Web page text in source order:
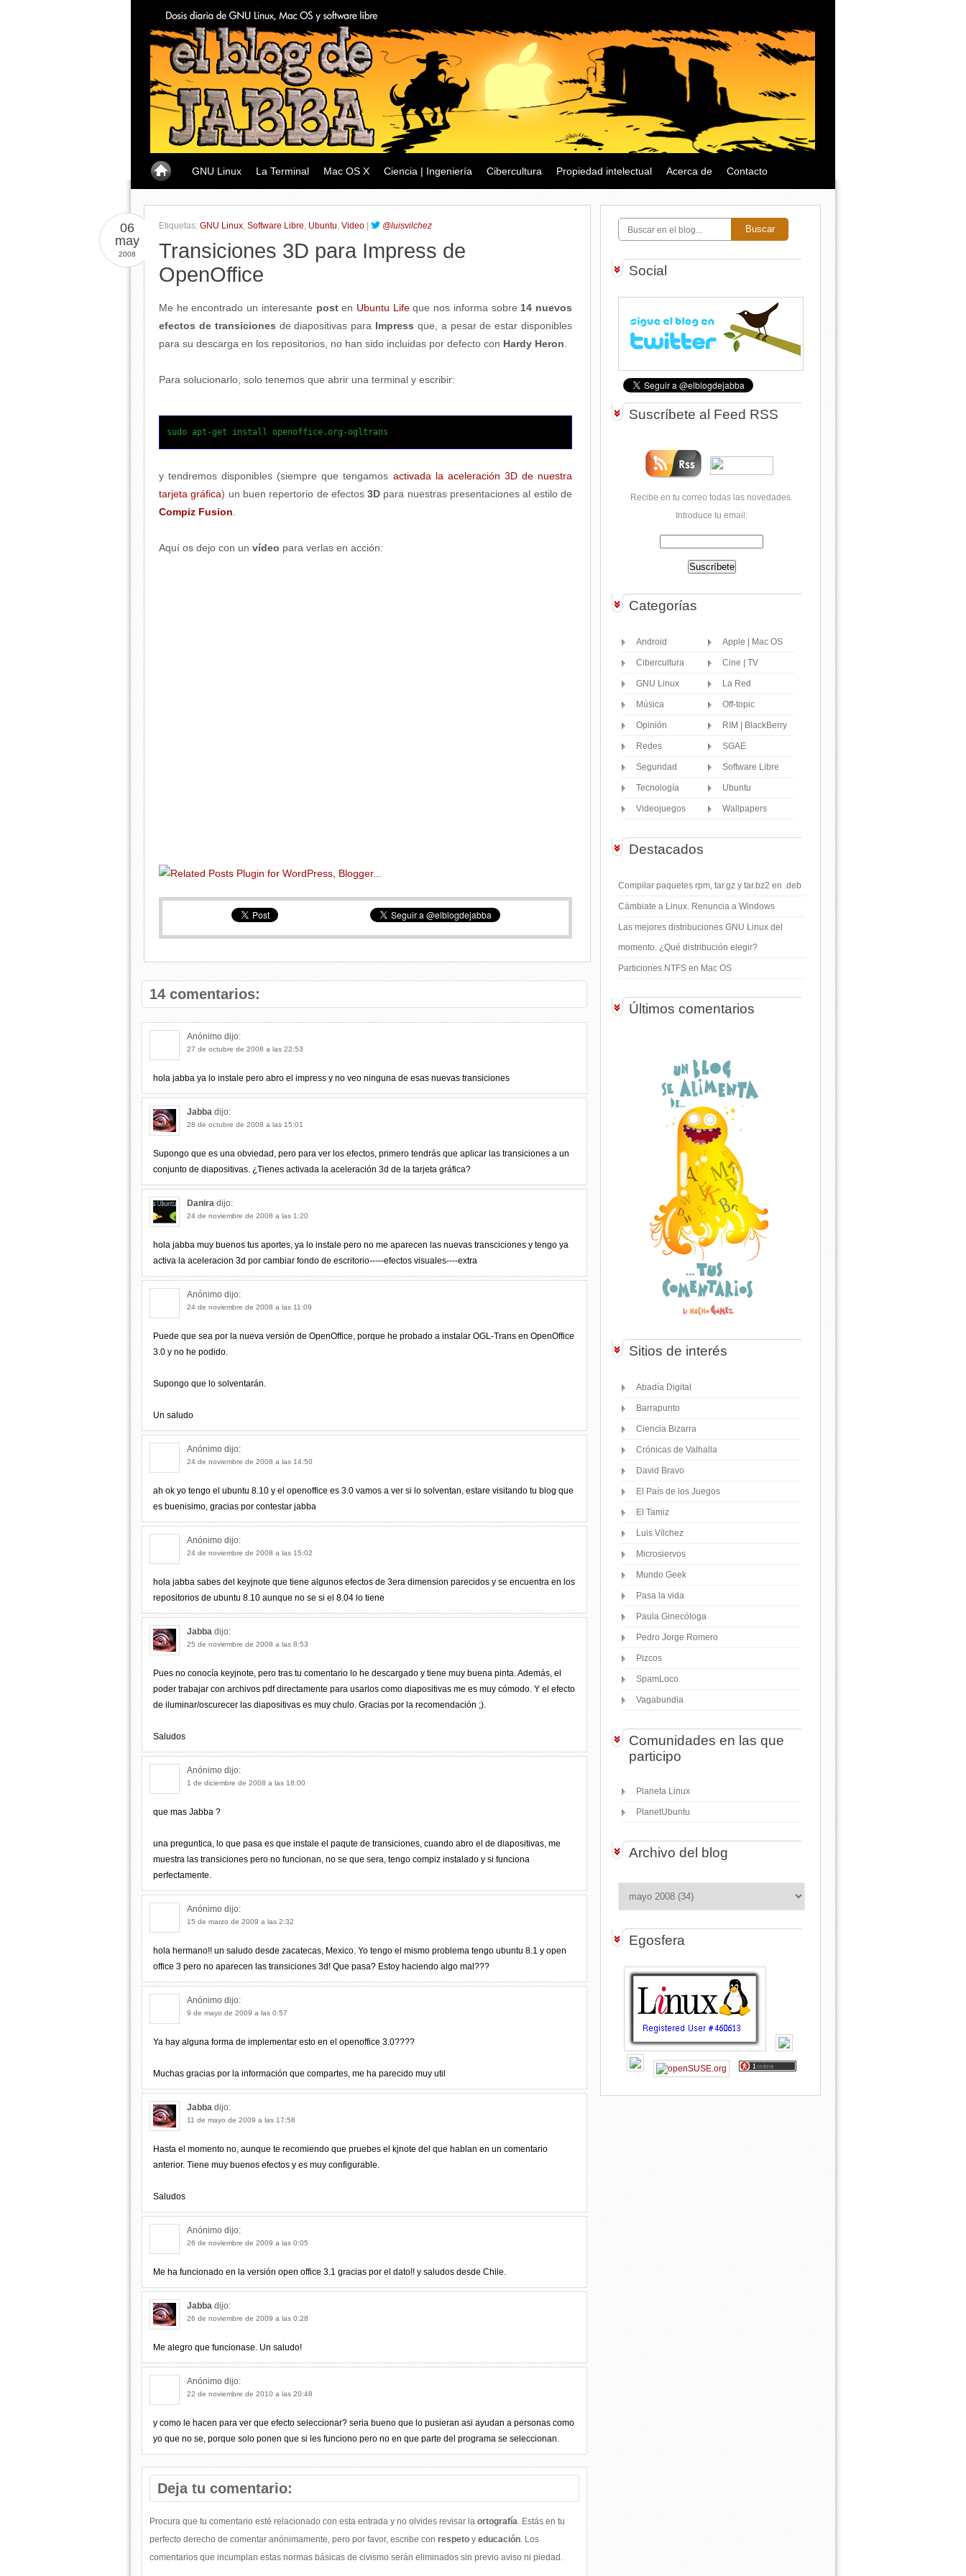
GNU Linux La Terminal Mac OS X Ciencia | Ingeniería Cibercultura Propiedad intelectual Acerca de Contacto
Etiquetas: GNU Linux, Software Libre, Ubuntu, Video @luisvilchez
06
may
2008
Transiciones 3D para Impress de
OpenOffice
Me he encontrado un interesante posten Ubuntu Lifeque nos informa sobre 14 nuevos
efectos de transiciones de diapositivas para Impress que, a pesar de estar disponibles
para su descarga en los repositorios, no han sido incluidas por defecto con Hardy Heron
Para solucionarlo, solo tenemos que abrir una terminal y escribir:
sudo apt-get install openoffice.org-ogltrans
y tendremos disponibles (siempre que tengamos activada la aceleración 3D de nuestra
tarjeta gráfica) un buen repertorio de efectos3D para nuestras presentaciones al estilo de
Compiz Fusion
Aquí os dejo con un vídeo para verlas en acción:
14 comentarios:
Anónimo dijo:
27 de octubre de 2008 a las 22:53
hola jabba ya lo instale pero abro el impress y no veo ninguna de esas nuevas transiciones
Jabba dijo:
28 de octubre de 2008 a las 15:01
Supongo que es una obviedad, pero para ver los efectos, primero tendrás que aplicar las transiciones a un
conjunto de diapositivas. ¿Tienes activada la aceleración 3d de la tarjeta gráfica?
Danira dijo:
24 de noviembre de 2008 a las 1:20
hola jabba muy buenos tus aportes, ya lo instale pero no me aparecen las nuevas transciciones y tengo ya
activa la aceleracion 3d por cambiar fondo de escritorio-----efectos visuales----extra
Anónimo dijo:
24 de noviembre de 2008 a las 11:09
Puede que sea por la nueva versión de OpenOffice, porque he probado a instalar OGL-Trans en OpenOffice
3.0 y no he podido.
Supongo que lo solventarán.
Un saludo
Anónimo dijo:
24 de noviembre de 2008 a las 14:50
ah ok yo tengo el ubuntu 8.10 y el openoffice es 3.0 vamos a ver si lo solventan, estare visitando tu blog que
es buenisimo, gracias por contestar jabba
Anónimo dijo:
24 de noviembre de 2008 a las 15:02
hola jabba sabes del keyjnote que tiene algunos efectos de 3era dimension parecidos y se encuentra en los
repositorios de ubuntu 8.10 aunque no se si el 8.04 lo tiene
Jabba dijo:
25 de noviembre de 2008 a las 8:53
Pues no conocía keyjnote, pero tras tu comentario lo he descargado y tiene muy buena pinta. Además, el
poder trabajar con archivos pdf directamente para usarlos como diapositivas me es muy cómodo. Y el efecto
de iluminar/oscurecer las diapositivas es muy chulo. Gracias por la recomendación ;).
Saludos
Anónimo dijo:
1 de diciembre de 2008 a las 18:00
que mas Jabba ?
una preguntica, lo que pasa es que instale el paqute de transiciones, cuando abro el de diapositivas, me
muestra las transiciones pero no funcionan, no se que sera, tengo compiz instalado y si funciona
perfectamente.
Anónimo dijo:
15 de marzo de 2009 a las 2:32
hola hermano!! un saludo desde zacatecas, Mexico. Yo tengo el mismo problema tengo ubuntu 8.1 y open
office 3 pero no aparecen las transiciones 3d! Que pasa? Estoy haciendo algo mal???
Anónimo dijo:
9 de mayo de 2009 a las 0:57
Ya hay alguna forma de implementar esto en el openoffice 3.0????
Muchas gracias por la información que compartes, me ha parecido muy util
Jabba dijo:
11 de mayo de 2009 a las 17:58
Hasta el momento no, aunque te recomiendo que pruebes el kjnote del que hablan en un comentario
anterior. Tiene muy buenos efectos y es muy configurable.
Saludos
Anónimo dijo:
26 de noviembre de 2009 a las 0:05
Me ha funcionado en la versión open office 3.1 gracias por el dato!! y saludos desde Chile.
Jabba dijo:
26 de noviembre de 2009 a las 0:28
Me alegro que funcionase. Un saludo!
Anónimo dijo:
22 de noviembre de 2010 a las 20:48
y como le hacen para ver que efecto seleccionar? seria bueno que lo pusieran asi ayudan a personas como
yo que no se, porque solo ponen que si les funciono pero no en que parte del programa se seleccionan.
Deja tu comentario:
Procura que tu comentario esté relacionado con esta entrada y no olvides revisar la ortografía. Estás en tu
perfecto derecho de comentar anónimamente, pero por favor, escribe con respeto y educación. Los
comentarios que incumplan estas normas básicas de civismo serán eliminados sin previo aviso ni piedad.
Buscar
Social
Suscríbete al Feed RSS
Recibe en tu correo todas las novedades.
Introduce tu email:
Categorías
Android Apple | Mac OS
Cibercultura Cine | TV
GNU Linux La Red
Música Off-topic
Opinión RIM | BlackBerry
Redes SGAE
Seguridad Software Libre
Tecnología Ubuntu
Videojuegos Wallpapers
Destacados
Compilar paquetes rpm, tar.gz y tar.bz2 en .deb
Cámbiate a Linux. Renuncia a Windows
Las mejores distribuciones GNU Linux del
momento. ¿Qué distribución elegir?
Particiones NTFS en Mac OS
Últimos comentarios
Sitios de interés
Abadía Digital
Barrapunto
Ciencia Bizarra
Crónicas de Valhalla
David Bravo
El País de los Juegos
El Tamiz
Luis Vílchez
Microsiervos
Mundo Geek
Pasa la vida
Paula Ginecóloga
Pedro Jorge Romero
Pizcos
SpamLoco
Vagabundia
Comunidades en las que
participo
Planeta Linux
PlanetUbuntu
Archivo del blog
Egosfera